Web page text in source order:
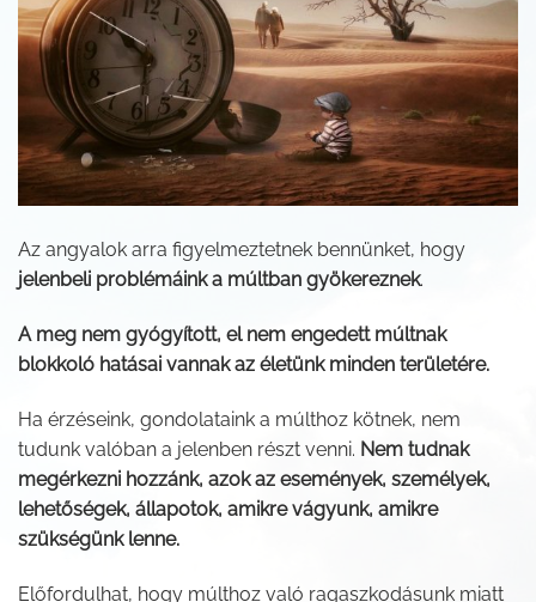
Az angyalok arra figyelmeztetnek bennünket, hogy
jelenbeli problémáink a múltban gyökereznek.
A meg nem gyógyított, el nem engedett múltnak
blokkoló hatásai vannak az életünk minden területére.
Ha érzéseink, gondolataink a múlthoz kötnek, nem
tudunk valóban a jelenben részt venni. Nem tudnak
megérkezni hozzánk, azok az események, személyek,
lehetőségek, állapotok, amikre vágyunk, amikre
szükségünk lenne.
Előfordulhat, hogy múlthoz való ragaszkodásunk miatt